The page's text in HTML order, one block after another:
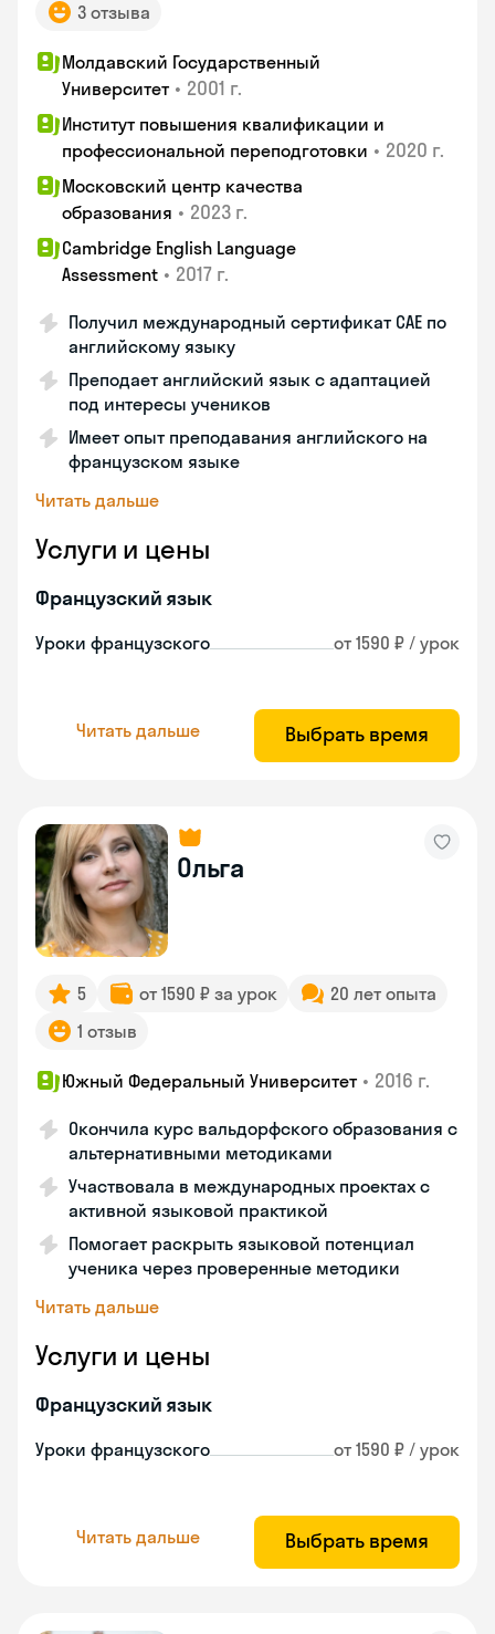
3 отзыва
Молдавский Государственный
Университет • 2001 г.
Институт повышения квалификации и
профессиональной переподготовки • 2020 г.
Московский центр качества
образования • 2023 г.
Cambridge English Language
Assessment • 2017 г.
Получил международный сертификат CAE по
английскому языку
Преподает английский язык с адаптацией
под интересы учеников
Имеет опыт преподавания английского на
французском языке
Читать дальше
Услуги и цены
Французский язык
Уроки французского от 1590 ₽ / урок
Читать дальше Выбрать время
Ольга
5 от 1590 ₽ за урок
20 лет опыта
1 отзыв
Южный Федеральный Университет • 2016 г.
Окончила курс вальдорфского образования с
альтернативными методиками
Участвовала в международных проектах с
активной языковой практикой
Помогает раскрыть языковой потенциал
ученика через проверенные методики
Читать дальше
Услуги и цены
Французский язык
Уроки французского от 1590 ₽ / урок
Читать дальше Выбрать время